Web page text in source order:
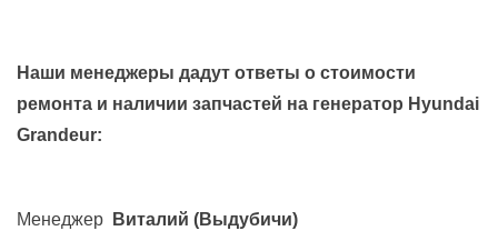
Наши менеджеры дадут ответы о стоимости
ремонта и наличии запчастей на генератор Hyundai
Grandeur:
Менеджер Виталий (Выдубичи)